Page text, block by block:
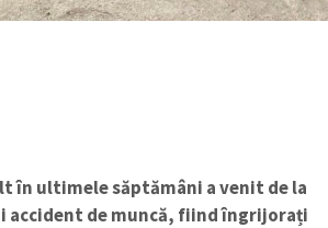
în ultimele săptămâni a venit de la
accident de muncă, fiind îngrijorați